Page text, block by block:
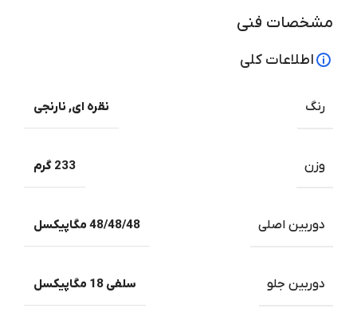
مشخصات فنی
اطلاعات کلی
رنگ نقره ای, نارنجی
وزن 233 گرم
دوربین اصلی 48/48/48 مگاپیکسل
دوربین جلو سلفی 18 مگاپیکسل